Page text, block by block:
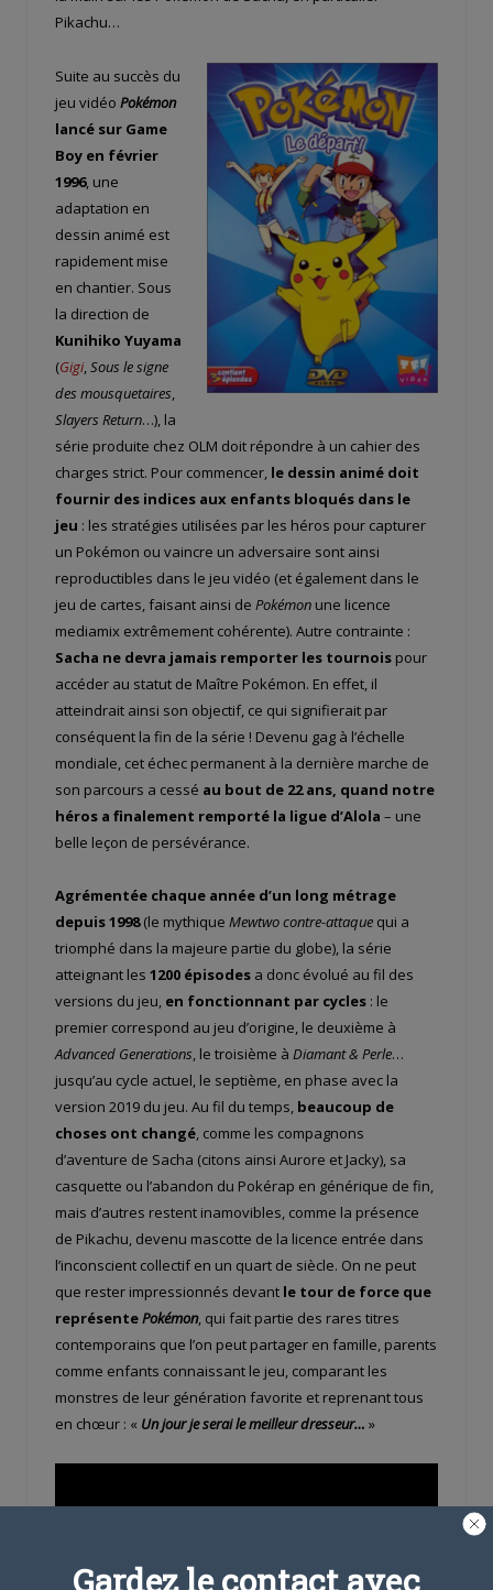
Pikachu…
Suite au succès du
jeu vidéo Pokémon
lancé sur Game
Boy en février
1996, une
adaptation en
dessin animé est
rapidement mise
en chantier. Sous
la direction de
Kunihiko Yuyama
(Gigi,Sous le signe
des mousquetaires,
Slayers Return…), la
série produite chez OLM doit répondre à un cahier des
charges strict. Pour commencer, le dessin animé doit
fournir des indices aux enfants bloqués dans le
jeu : les stratégies utilisées par les héros pour capturer
un Pokémon ou vaincre un adversaire sont ainsi
reproductibles dans le jeu vidéo (et également dans le
jeu de cartes, faisant ainsi de Pokémon une licence
mediamix extrêmement cohérente). Autre contrainte :
Sacha ne devra jamais remporter les tournois pour
accéder au statut de Maître Pokémon. En effet, il
atteindrait ainsi son objectif, ce qui signifierait par
conséquent la fin de la série ! Devenu gag à l’échelle
mondiale, cet échec permanent à la dernière marche de
son parcours a cessé au bout de 22 ans, quand notre
héros a finalement remporté la ligue d’Alola – une
belle leçon de persévérance.
Agrémentée chaque année d’un long métrage
depuis 1998(le mythique Mewtwo contre-attaque qui a
triomphé dans la majeure partie du globe), la série
atteignant les 1200 épisodes a donc évolué au fil des
versions du jeu, en fonctionnant par cycles : le
premier correspond au jeu d’origine, le deuxième à
Advanced Generations, le troisième à Diamant & Perle…
jusqu’au cycle actuel, le septième, en phase avec la
version 2019 du jeu. Au fil du temps, beaucoup de
choses ont changé, comme les compagnons
d’aventure de Sacha (citons ainsi Aurore et Jacky), sa
casquette ou l’abandon du Pokérap en générique de fin,
mais d’autres restent inamovibles, comme la présence
de Pikachu, devenu mascotte de la licence entrée dans
l’inconscient collectif en un quart de siècle. On ne peut
que rester impressionnés devant le tour de force que
représentePokémon, qui fait partie des rares titres
contemporains que l’on peut partager en famille, parents
comme enfants connaissant le jeu, comparant les
monstres de leur génération favorite et reprenant tous
en chœur : « Un jour je serai le meilleur dresseur… »
Gardez le contact avec